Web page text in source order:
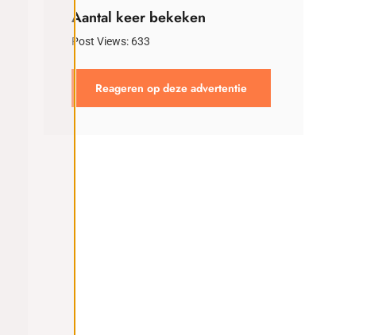
Aantal keer bekeken
Post Views: 633
Reageren op deze advertentie